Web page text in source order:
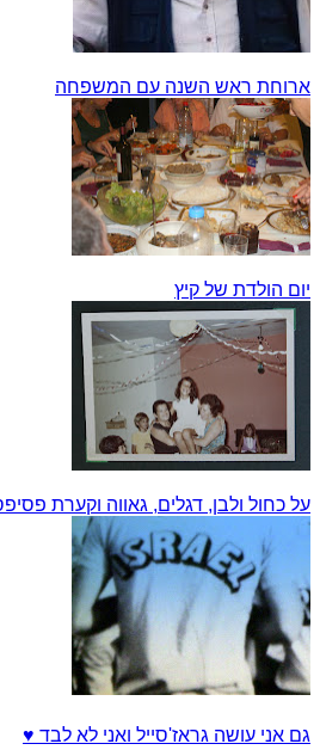
ארוחת ראש השנה עם המשפחה
יום הולדת של קיץ
על כחול ולבן, דגלים, גאווה וקערת פסיפס
גם אני עושה גראז'סייל ואני לא לבד ♥